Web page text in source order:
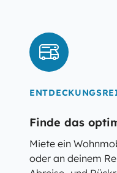
Finde das
Miete ein
oder an deinem